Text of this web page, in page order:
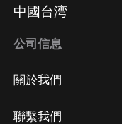
中國台湾
公司信息
關於我們
聯繫我們